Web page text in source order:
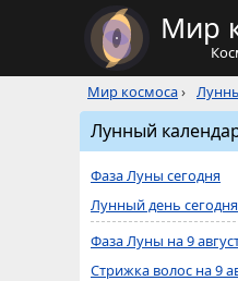
Мир
Мир космоса›
Лунный
Фаза Луны сегодня
Лунный день сегодня
Фаза Луны на 9
Стрижка волос на 9